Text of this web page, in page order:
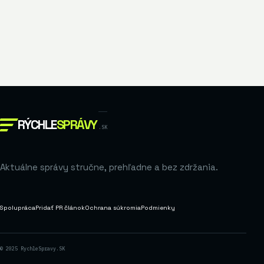
RÝCHLESPRÁVY .SK
Aktuálne správy stručne, prehľadne a bez zdržania.
SpoluprácaPridať PR článokOchrana súkromiaPodmienky
© 2025 RychleSpravy.SK